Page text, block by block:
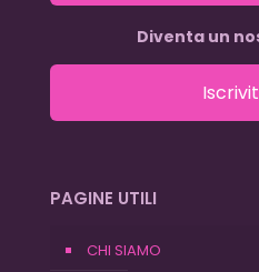
Diventa un
PAGINE UTILI
CHI SIAMO